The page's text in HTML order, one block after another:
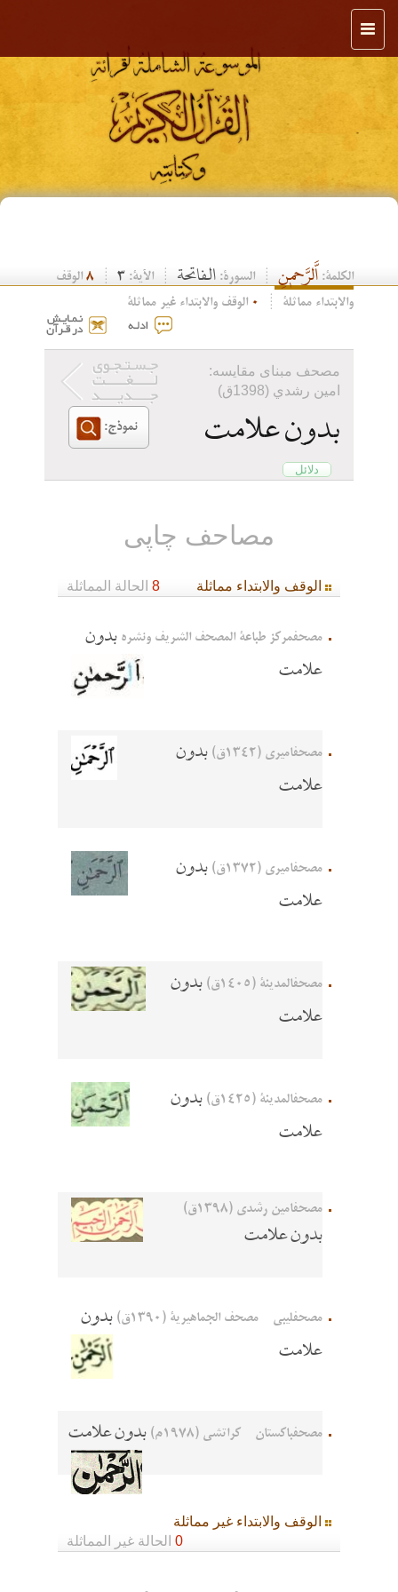
Toggle
navigation
الكلمة: اَّلرَّحمّْنِ السورة: الفاتحة الآية: 3
8 الوقف
والابتداء مماثلة
0 الوقف والابتداء غير مماثلة
مصحف مبنای مقایسه:
امين رشدي (1398ق)
بدون علامت
دلائل
مصاحف چاپی
الوقف والابتداء مماثلة 8 الحالة المماثلة
مصحفمرکز طباعة المصحف الشريف ونشره بدون
علامت
مصحفامیری (1342ق)
بدون
علامت
مصحفاميري (1372ق)
بدون
علامت
مصحفالمدينة (1405ق)
بدون
علامت
مصحفالمدينة (1425ق)
بدون
علامت
مصحفامين رشدي (1398ق)
بدون علامت
مصحفلیبی - مصحف الجماهيرية (1390ق)
بدون
علامت
مصحفباكستان - كراتشي (1978م) بدون علامت
الوقف والابتداء غير مماثلة
0 الحالة غير المماثلة